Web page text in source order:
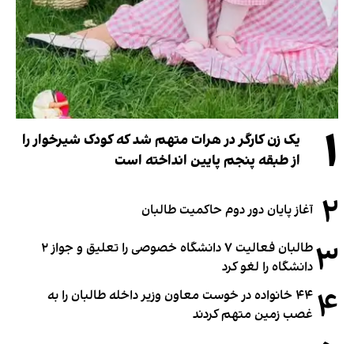
۱
یک زن کارگر در هرات متهم شد که کودک شیرخوار را
از طبقه پنجم پایین انداخته است
۲ آغاز پایان دور دوم حاکمیت طالبان
۳
طالبان فعالیت ۷ دانشگاه خصوصی را تعلیق و جواز ۲
دانشگاه را لغو کرد
۴
۴۴ خانواده در خوست معاون وزیر داخله طالبان را به
غصب زمین متهم کردند